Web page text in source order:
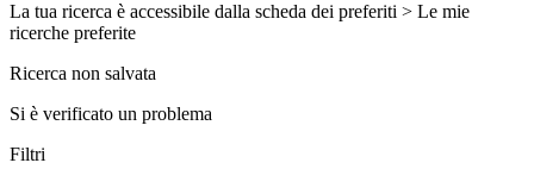
La tua ricerca è accessibile dalla scheda dei preferiti > Le mie
ricerche preferite
Ricerca non salvata
Si è verificato un problema
Filtri